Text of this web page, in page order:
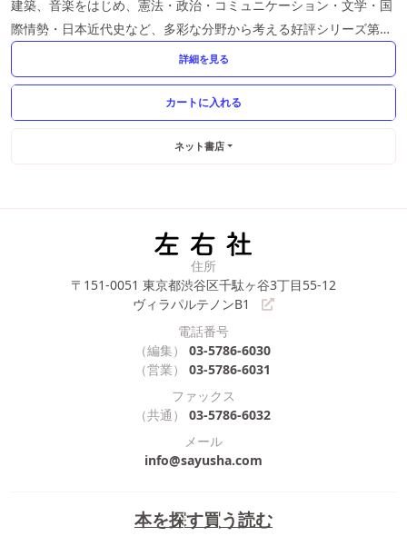
建築、音楽をはじめ、憲法・政治・コミュニケーション・文学・国
際情勢・日本近代史など、多彩な分野から考える好評シリーズ第2
詳細を見る
ネット書店
本を探す買う読む
住所
〒151-0051 東京都渋谷区千駄ヶ谷3丁目55-12
ヴィラパルテノンB1
電話番号
（編集）
03-5786-6030
（営業）
03-5786-6031
ファックス
（共通）
03-5786-6032
メール
info@sayusha.com